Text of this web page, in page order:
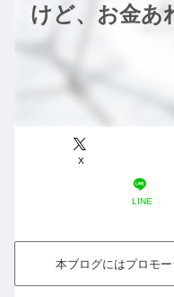
けど、お金あ
X
LINE
本ブログにはプロモ